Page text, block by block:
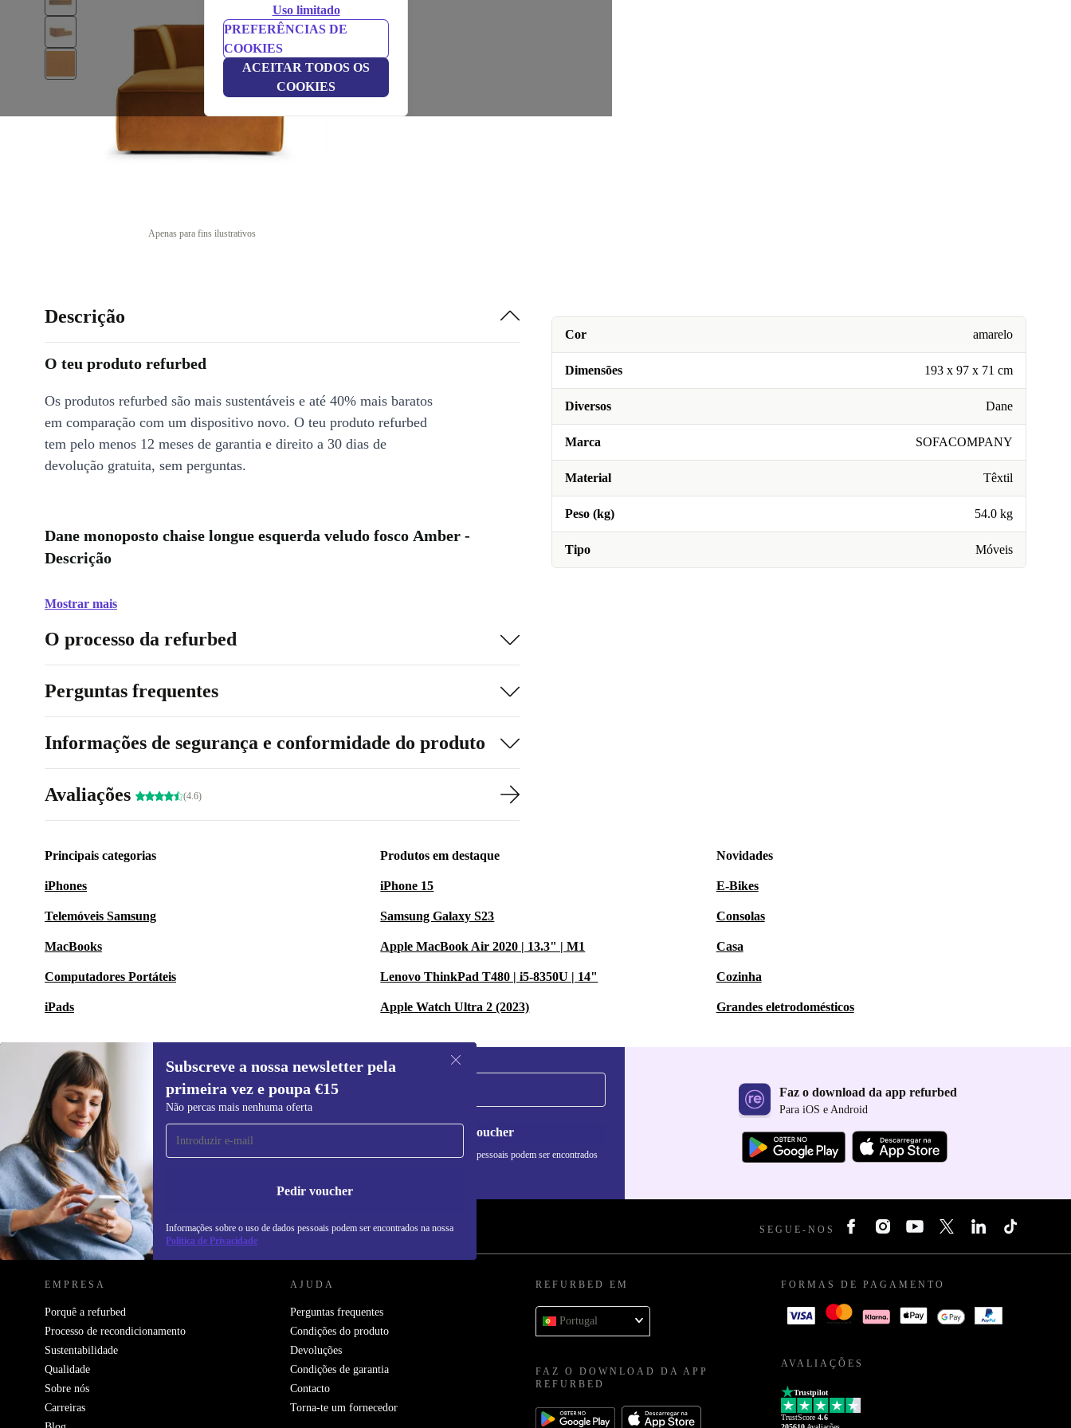
Uso limitado
PREFERÊNCIAS DE
COOKIES
ACEITAR TODOS OS
COOKIES
Apenas para fins ilustrativos
Cor amarelo
Dimensões 193 x 97 x 71 cm
Diversos Dane
Marca SOFACOMPANY
Material Têxtil
Peso (kg) 54.0 kg
Tipo Móveis
Descrição
O teu produto refurbed
Os produtos refurbed são mais sustentáveis e até 40% mais baratos
em comparação com um dispositivo novo. O teu produto refurbed
tem pelo menos 12 meses de garantia e direito a 30 dias de
devolução gratuita, sem perguntas.
Dane monoposto chaise longue esquerda veludo fosco Amber -
Descrição
Mostrar mais
O processo da refurbed
Perguntas frequentes
Informações de segurança e conformidade do produto
Avaliações (4.6)
Principais categorias
iPhones
Telemóveis Samsung
MacBooks
Computadores Portáteis
iPads
Produtos em destaque
iPhone 15
Samsung Galaxy S23
Apple MacBook Air 2020 | 13.3" | M1
Lenovo ThinkPad T480 | i5-8350U | 14"
Apple Watch Ultra 2 (2023)
Novidades
E-Bikes
Consolas
Casa
Cozinha
Grandes eletrodomésticos
Subscreve a nossa newsletter pela
primeira vez e poupa €15
Não percas mais nenhuma oferta
Pedir voucher
Informações sobre o uso de dados pessoais podem ser encontrados na nossa
Política de Privacidade
Subscreve a nossa newsletter pela
primeira vez e poupa 15€!
Não percas mais nenhuma oferta.
Pedir voucher
Informações sobre o uso de dados pessoais podem ser encontrados
Faz o download da app refurbed
Para iOS e Android
REFURBED PORTUGAL - RETHINK NEW. SEGUE-NOS
EMPRESA
Porquê a refurbed
Processo de recondicionamento
Sustentabilidade
Qualidade
Sobre nós
Carreiras
AJUDA
Perguntas frequentes
Condições do produto
Devoluções
Condições de garantia
Contacto
Torna-te um fornecedor
REFURBED EM
Portugal
FAZ O DOWNLOAD DA APP
REFURBED
FORMAS DE PAGAMENTO
AVALIAÇÕES
Trustpilot
TrustScore 4.6